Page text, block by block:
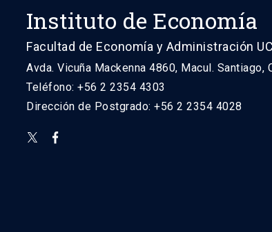
Instituto de Economía
Facultad de Economía y Administración UC
Avda. Vicuña Mackenna 4860, Macul. Santiago,
Teléfono: +56 2 2354 4303
Dirección de Postgrado: +56 2 2354 4028